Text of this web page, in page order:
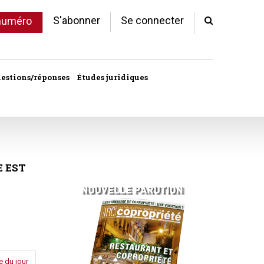
S'abonner Se connecter
réponses Études juridiques
EST
du jour